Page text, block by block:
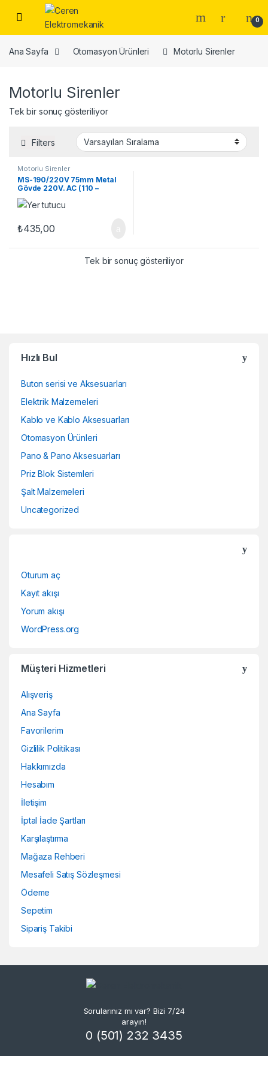
Skip to navigation
Skip to content
0
Ana Sayfa Otomasyon Ürünleri Motorlu Sirenler
Motorlu Sirenler
Tek bir sonuç gösteriliyor
Filters
Motorlu Sirenler
MS-190/220V 75mm Metal
Gövde 220V. AC (110 –
130dB)
₺435,00
Tek bir sonuç gösteriliyor
Hızlı Bul
Buton serisi ve Aksesuarları
Elektrik Malzemeleri
Kablo ve Kablo Aksesuarları
Otomasyon Ürünleri
Pano & Pano Aksesuarları
Priz Blok Sistemleri
Şalt Malzemeleri
Uncategorized
Oturum aç
Kayıt akışı
Yorum akışı
WordPress.org
Müşteri Hizmetleri
Alışveriş
Ana Sayfa
Favorilerim
Gizlilik Politikası
Hakkımızda
Hesabım
İletişim
İptal İade Şartları
Karşılaştırma
Mağaza Rehberi
Mesafeli Satış Sözleşmesi
Ödeme
Sepetim
Sipariş Takibi
Sorularınız mı var? Bizi 7/24
arayın!
0 (501) 232 3435